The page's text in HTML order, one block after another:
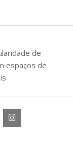
de
espaços de